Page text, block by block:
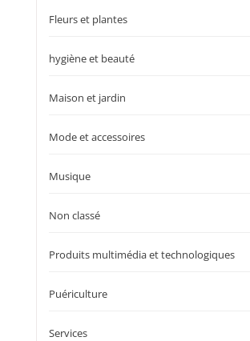
Fleurs et plantes
hygiène et beauté
Maison et jardin
Mode et accessoires
Musique
Non classé
Produits multimédia et technologiques
Puériculture
Services